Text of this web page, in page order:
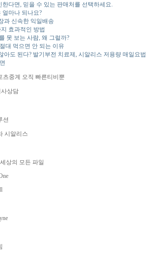
한다면, 믿을 수 있는 판매처를 선택하세요.
얼마나 되나요?
과 신속한 익일배송
효과적인 방법
못 보는 사람, 왜 그럴까?
대 먹으면 안 되는 이유
아도 된다? 발기부전 치료제, 시알리스 저용량 매일요법
츠중계 오직 빠른티비뿐
사상담
션
시알리스
상의 모든 파일